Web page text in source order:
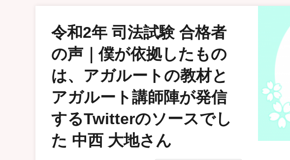
令和2年 司法試験 合格者
の声｜僕が依拠したもの
は、アガルートの教材と
アガルート講師陣が発信
するTwitterのソースでし
た 中西 大地さん